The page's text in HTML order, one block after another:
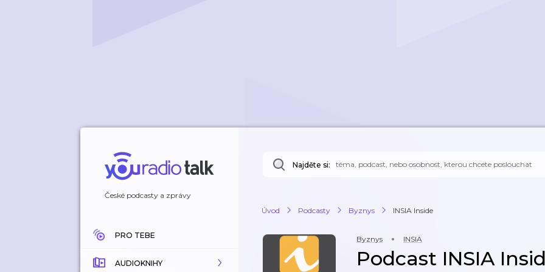
České podcasty a zprávy
PRO TEBE
AUDIOKNIHY
Najděte si:
Úvod Podcasty Byznys INSIA Inside
Byznys INSIA
Podcast INSIA